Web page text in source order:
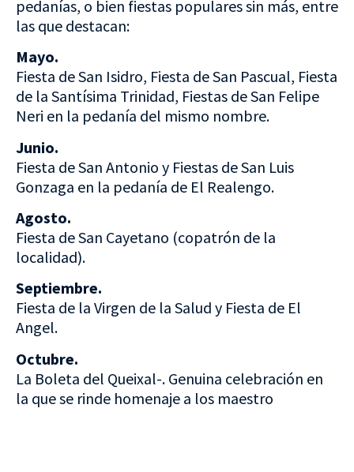
pedanías, o bien fiestas populares sin más, entre
las que destacan:
Mayo.
Fiesta de San Isidro, Fiesta de San Pascual, Fiesta
de la Santísima Trinidad, Fiestas de San Felipe
Neri en la pedanía del mismo nombre.
Junio.
Fiesta de San Antonio y Fiestas de San Luis
Gonzaga en la pedanía de El Realengo.
Agosto.
Fiesta de San Cayetano (copatrón de la
localidad).
Septiembre.
Fiesta de la Virgen de la Salud y Fiesta de El
Angel.
Octubre.
La Boleta del Queixal-. Genuina celebración en
la que se rinde homenaje a los maestro